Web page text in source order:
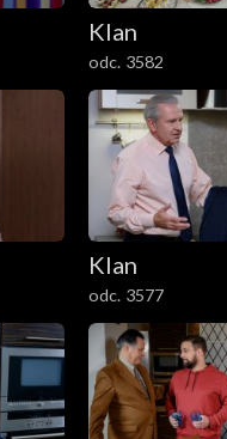
Klan
odc. 3582
Klan
odc. 3577